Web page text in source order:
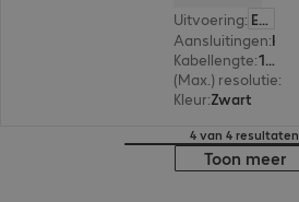
Uitvoering: Europa
Aansluitingen:
Kabellengte: 1 m
(Max.) resolutie:
Kleur:Zwart
4 van 4 resultaten
Toon meer